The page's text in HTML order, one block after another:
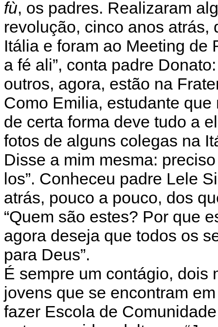
fù, os padres. Realizaram
revolução, cinco anos
Itália e foram ao Meeting de
a fé ali”, conta padre
outros, agora, estão na
Como Emilia, estudante
de certa forma deve tudo a
fotos de alguns colegas na
Disse a mim mesma:
los”. Conheceu padre Lele
atrás, pouco a pouco, dos
“Quem são estes? Por que
agora deseja que todos os
para Deus”.
É sempre um contágio, dois
jovens que se encontram
fazer Escola de